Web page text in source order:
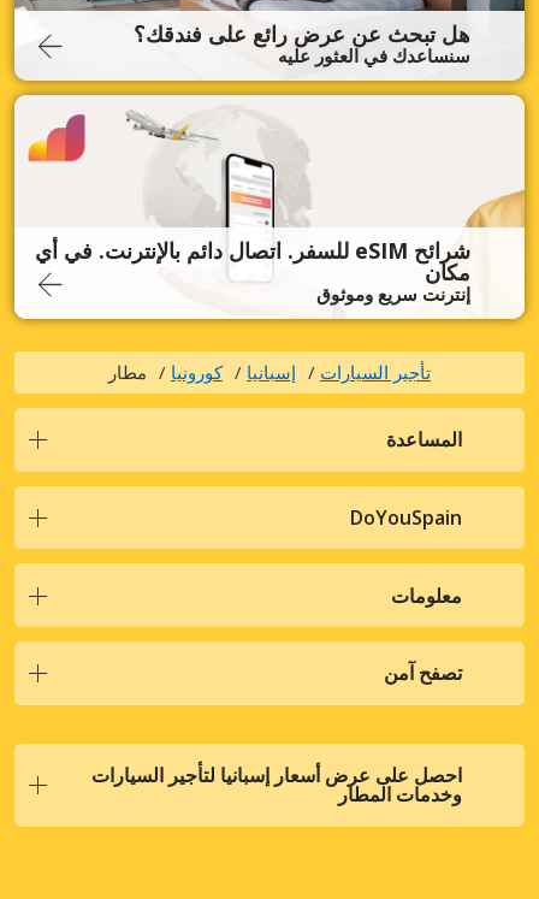
هل تبحث عن عرض رائع على فندقك؟
سنساعدك في العثور عليه
شرائح eSIM للسفر. اتصال دائم بالإنترنت. في أي
مكان
إنترنت سريع وموثوق
تأجير السيارات إسبانيا كورونيا مطار
المساعدة
DoYouSpain
معلومات
تصفح آمن
احصل على عرض أسعار إسبانيا لتأجير السيارات
وخدمات المطار